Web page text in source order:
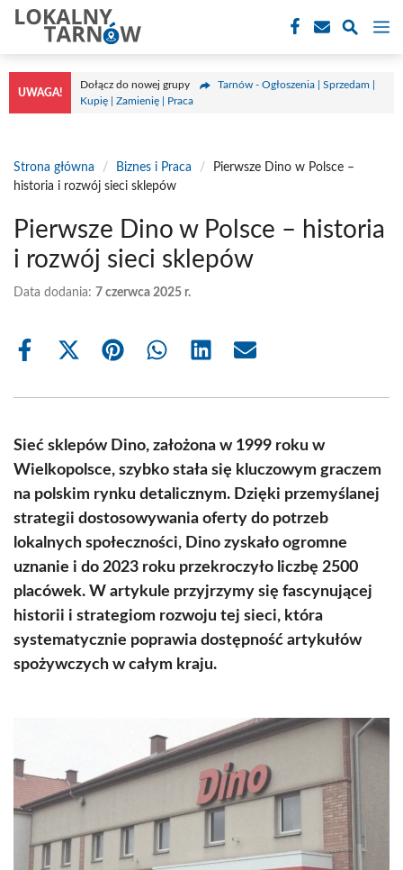
Przejdź
treści
UWAGA!
Dołącz do nowej grupy
Tarnów - Ogłoszenia | Sprzedam |
Kupię | Zamienię | Praca
Strona główna / Biznes i Praca /
Pierwsze Dino w Polsce –
historia i rozwój sieci sklepów
Pierwsze Dino w Polsce – historia
i rozwój sieci sklepów
Data dodania: 7 czerwca 2025 r.
Share
Share
(Twitter)
Share Share Share Share
Sieć sklepów Dino, założona w 1999 roku w
Wielkopolsce, szybko stała się kluczowym graczem
na polskim rynku detalicznym. Dzięki przemyślanej
strategii dostosowywania oferty do potrzeb
lokalnych społeczności, Dino zyskało ogromne
uznanie i do 2023 roku przekroczyło liczbę 2500
placówek. W artykule przyjrzymy się fascynującej
historii i strategiom rozwoju tej sieci, która
systematycznie poprawia dostępność artykułów
spożywczych w całym kraju.